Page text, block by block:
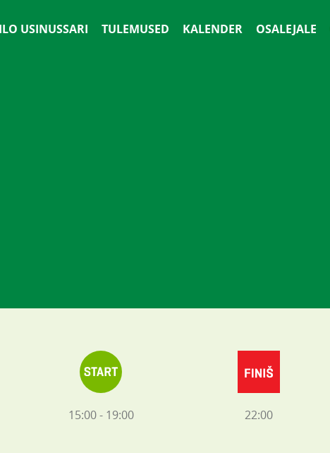
USINUSSARI TULEMUSED KALENDER OSALEJALE
15:00 - 19:00 22:00